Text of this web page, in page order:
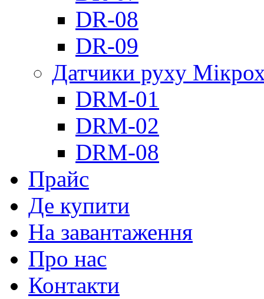
DR-08
DR-09
Датчики руху
DRM-01
DRM-02
DRM-08
Прайс
Де купити
На завантаження
Про нас
Контакти